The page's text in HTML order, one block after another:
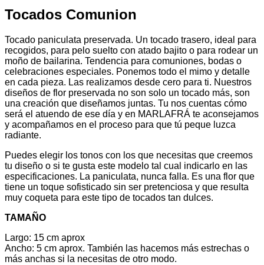
Tocados Comunion
Tocado paniculata preservada. Un tocado trasero, ideal para
recogidos, para pelo suelto con atado bajito o para rodear un
moño de bailarina. Tendencia para comuniones, bodas o
celebraciones especiales. Ponemos todo el mimo y detalle
en cada pieza. Las realizamos desde cero para ti. Nuestros
diseños de flor preservada no son solo un tocado más, son
una creación que diseñamos juntas. Tu nos cuentas cómo
será el atuendo de ese día y en MARLAFRÁ te aconsejamos
y acompañamos en el proceso para que tú peque luzca
radiante.
Puedes elegir los tonos con los que necesitas que creemos
tu diseño o si te gusta este modelo tal cual indicarlo en las
especificaciones. La paniculata, nunca falla. Es una flor que
tiene un toque sofisticado sin ser pretenciosa y que resulta
muy coqueta para este tipo de tocados tan dulces.
TAMAÑO
Largo: 15 cm aprox
Ancho: 5 cm aprox. También las hacemos más estrechas o
más anchas si la necesitas de otro modo.